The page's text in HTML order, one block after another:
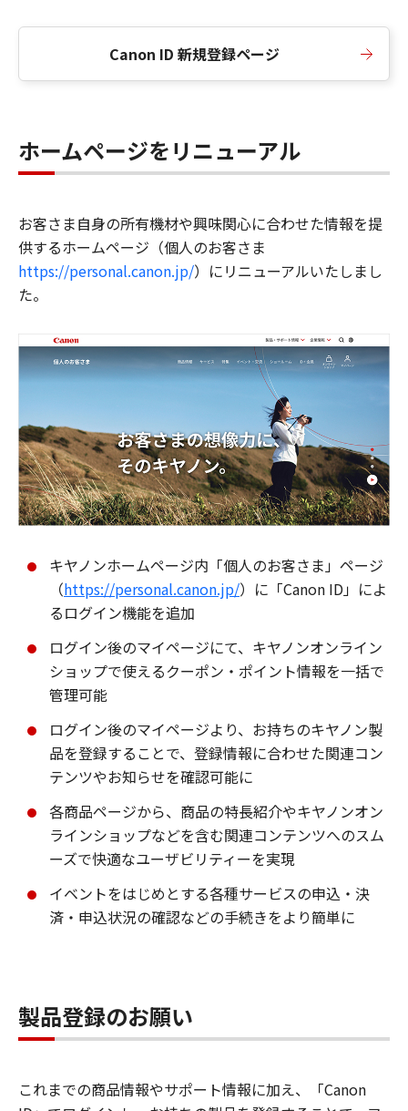
Canon ID 新規登録ページ
ホームページをリニューアル
お客さま自身の所有機材や興味関心に合わせた情報を提
供するホームページ（個人のお客さま
https://personal.canon.jp/）にリニューアルいたしまし
た。
キヤノンホームページ内「個人のお客さま」ページ
（https://personal.canon.jp/）に「Canon ID」によ
るログイン機能を追加
ログイン後のマイページにて、キヤノンオンライン
ショップで使えるクーポン・ポイント情報を一括で
管理可能
ログイン後のマイページより、お持ちのキヤノン製
品を登録することで、登録情報に合わせた関連コン
テンツやお知らせを確認可能に
各商品ページから、商品の特長紹介やキヤノンオン
ラインショップなどを含む関連コンテンツへのスム
ーズで快適なユーザビリティーを実現
イベントをはじめとする各種サービスの申込・決
済・申込状況の確認などの手続きをより簡単に
製品登録のお願い
これまでの商品情報やサポート情報に加え、「Canon